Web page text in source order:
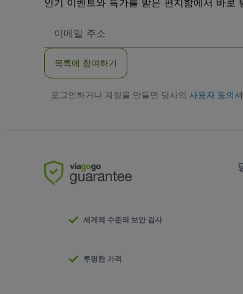
인기 이벤트와 특가를 받은 편지함에서 바로
메
소
목록에 참여하기
로그인하거나 계정을 만들면 당사의 사용자 동의서
세계적 수준의 보안 검사
투명한 가격